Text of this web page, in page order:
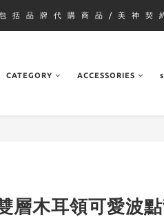
括 品 牌 代 購 商 品 / 美 神 契
CATEGORY ACCESSORIES
層木耳領可愛波